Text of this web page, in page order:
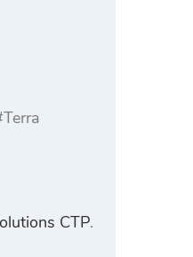
CTP.